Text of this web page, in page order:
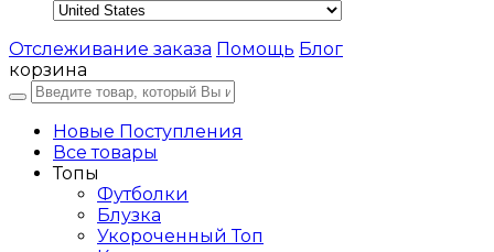
Отслеживание заказа Помощь Блог
корзина
Новые Поступления
Все товары
Топы
Футболки
Блузка
Укороченный Топ